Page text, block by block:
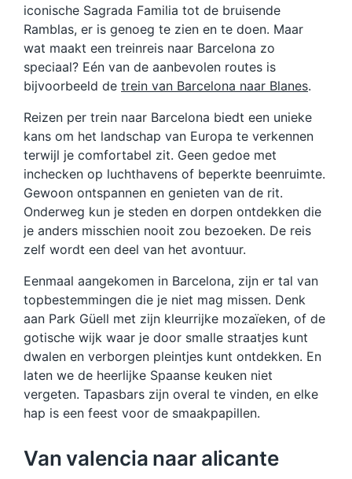
iconische Sagrada Familia tot de bruisende
Ramblas, er is genoeg te zien en te doen. Maar
wat maakt een treinreis naar Barcelona zo
speciaal? Eén van de aanbevolen routes is
bijvoorbeeld de trein van Barcelona naar Blanes.
Reizen per trein naar Barcelona biedt een unieke
kans om het landschap van Europa te verkennen
terwijl je comfortabel zit. Geen gedoe met
inchecken op luchthavens of beperkte beenruimte.
Gewoon ontspannen en genieten van de rit.
Onderweg kun je steden en dorpen ontdekken die
je anders misschien nooit zou bezoeken. De reis
zelf wordt een deel van het avontuur.
Eenmaal aangekomen in Barcelona, zijn er tal van
topbestemmingen die je niet mag missen. Denk
aan Park Güell met zijn kleurrijke mozaïeken, of de
gotische wijk waar je door smalle straatjes kunt
dwalen en verborgen pleintjes kunt ontdekken. En
laten we de heerlijke Spaanse keuken niet
vergeten. Tapasbars zijn overal te vinden, en elke
hap is een feest voor de smaakpapillen.
Van valencia naar alicante